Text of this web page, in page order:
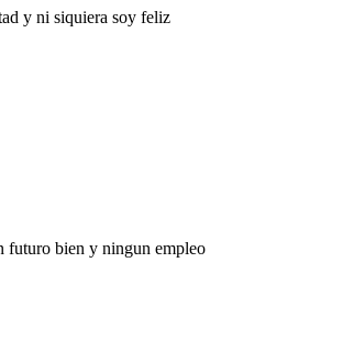
y ni siquiera soy feliz
futuro bien y ningun empleo